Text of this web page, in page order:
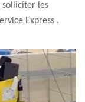
solliciter les
Express .